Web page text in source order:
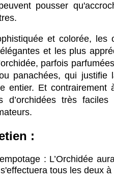
pousser
et colorée, les
et les plus
parfois
panachées, qui justifie
entier. Et contrairement
d’orchidées très
:
: L’Orchidée
tous les deux à